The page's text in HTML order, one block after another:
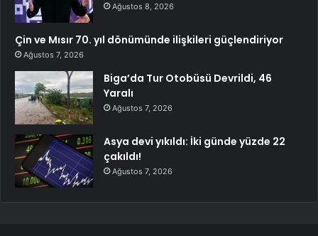
Ağustos 8, 2026
Çin ve Mısır 70. yıl dönümünde ilişkileri güçlendiriyor
Ağustos 7, 2026
Biga’da Tur Otobüsü Devrildi, 46
Yaralı
Ağustos 7, 2026
Asya devi yıkıldı: İki günde yüzde 22
çakıldı!
Ağustos 7, 2026